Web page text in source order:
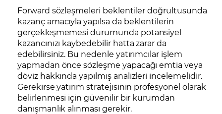
Forward sözleşmeleri beklentiler doğrultusunda
kazanç amacıyla yapılsa da beklentilerin
gerçekleşmemesi durumunda potansiyel
kazancınızı kaybedebilir hatta zarar da
edebilirsiniz. Bu nedenle yatırımcılar işlem
yapmadan önce sözleşme yapacağı emtia veya
döviz hakkında yapılmış analizleri incelemelidir.
Gerekirse yatırım stratejisinin profesyonel olarak
belirlenmesi için güvenilir bir kurumdan
danışmanlık alınması gerekir.